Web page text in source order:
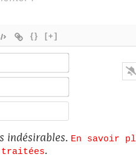
{} [+]
mail*
web
indésirables. En savoir
traitées.